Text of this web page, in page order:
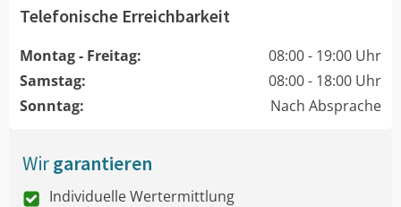
Telefonische Erreichbarkeit
Montag - Freitag:
08:00 - 19:00 Uhr
Samstag:
08:00 - 18:00 Uhr
Sonntag:
Nach Absprache
Wirgarantieren
Individuelle Wertermittlung